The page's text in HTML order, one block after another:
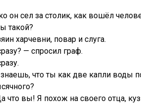
он сел за столик, как вошёл
такой?
харчевни, повар и слуга.
— спросил граф.
что ты как две капли воды
что вы! Я похож на своего отца,